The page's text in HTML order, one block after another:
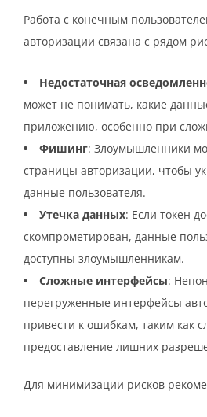
Работа с конечным
авторизации связана с рядом
Недостаточная
может не понимать, какие
приложению, особенно при
Фишинг: Злоумышленники
страницы авторизации, чтобы
данные пользователя.
Утечка данных: Если токен
скомпрометирован, данные
доступны злоумышленникам.
Сложные интерфейсы:
перегруженные интерфейсы
привести к ошибкам, таким как
предоставление лишних
Для минимизации рисков